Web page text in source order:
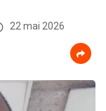
22 mai 2026